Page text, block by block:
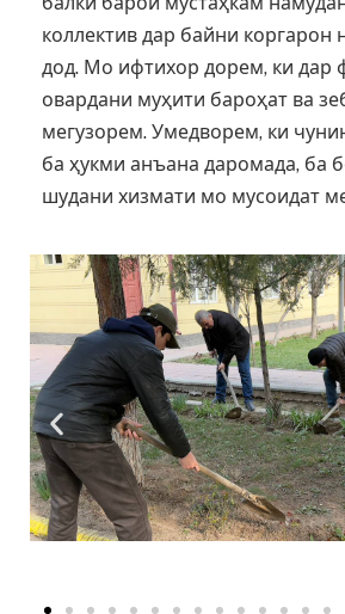
коллектив дар байни коргарон
дод. Мо ифтихор дорем, ки дар
овардани муҳити бароҳат ва
мегузорем. Умедворем, ки
ба ҳукми анъана даромада, ба
шудани хизмати мо мусоидат